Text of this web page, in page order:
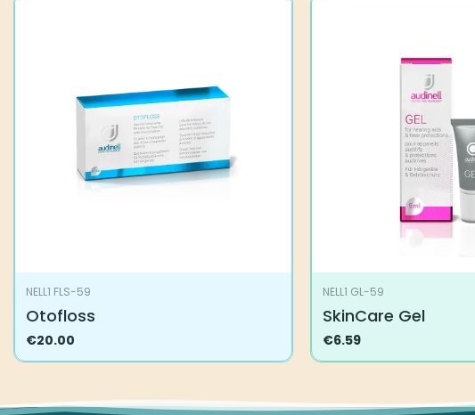
NELL1 FLS-59
Otofloss
€20.00
NELL1 GL-59
SkinCare Gel
€6.59